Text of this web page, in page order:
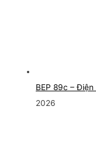
BEP 89c –
2026